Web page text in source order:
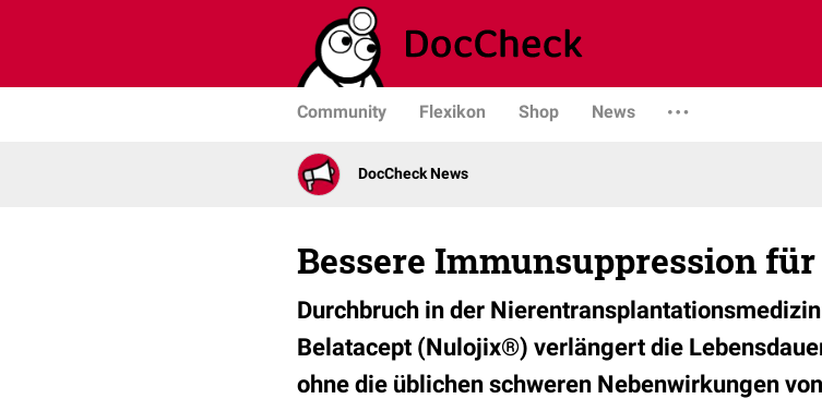
Community Flexikon Shop News
DocCheck News
Bessere Immunsuppression
Durchbruch in der
Belatacept (Nulojix®) verlängert die
ohne die üblichen schweren Nebenwirkungen